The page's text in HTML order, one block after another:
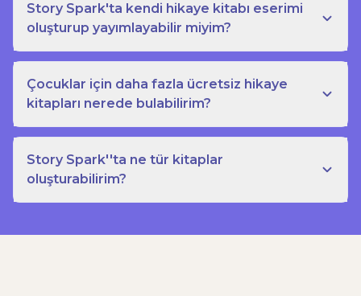
Story Spark'ta kendi hikaye kitabı eserimi
oluşturup yayımlayabilir miyim?
Çocuklar için daha fazla ücretsiz hikaye
kitapları nerede bulabilirim?
Story Spark''ta ne tür kitaplar
oluşturabilirim?